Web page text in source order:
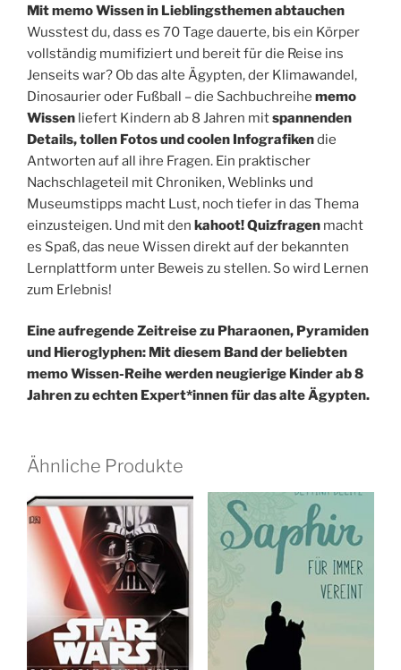
Mit memo Wissen in Lieblingsthemen abtauchen
Wusstest du, dass es 70 Tage dauerte, bis ein Körper
vollständig mumifiziert und bereit für die Reise ins
Jenseits war? Ob das alte Ägypten, der Klimawandel,
Dinosaurier oder Fußball – die Sachbuchreihe memo
Wissen liefert Kindern ab 8 Jahren mitspannenden
Details, tollen Fotos und coolen Infografikendie
Antworten auf all ihre Fragen. Ein praktischer
Nachschlageteil mit Chroniken, Weblinks und
Museumstipps macht Lust, noch tiefer in das Thema
einzusteigen. Und mit den kahoot! Quizfragen macht
es Spaß, das neue Wissen direkt auf der bekannten
Lernplattform unter Beweis zu stellen. So wird Lernen
zum Erlebnis!
Eine aufregende Zeitreise zu Pharaonen, Pyramiden
und Hieroglyphen: Mit diesem Band der beliebten
memo Wissen-Reihe werden neugierige Kinder ab 8
Jahren zu echten Expert*innen für das alte Ägypten.
Ähnliche Produkte